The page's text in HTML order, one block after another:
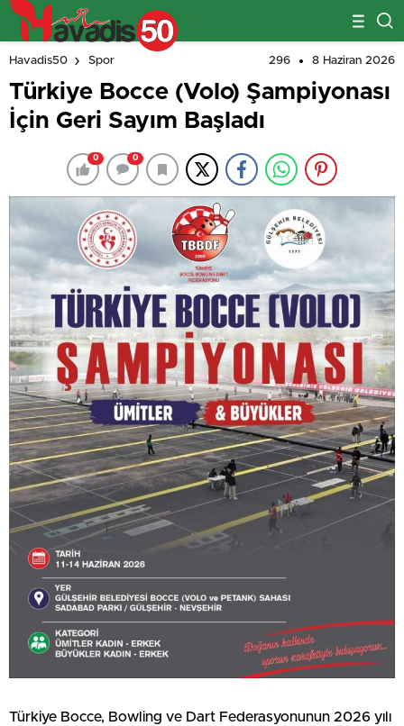
Havadis50 Spor 296 8 Haziran 2026
Türkiye Bocce (Volo) Şampiyonası
İçin Geri Sayım Başladı
0 0
Türkiye Bocce, Bowling ve Dart Federasyonunun 2026 yılı